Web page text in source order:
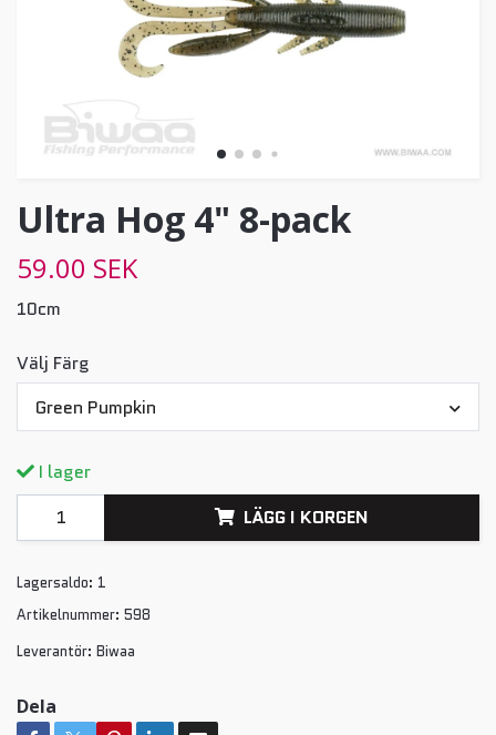
Ultra Hog 4" 8-pack
59.00 SEK
10cm
Välj Färg
Green Pumpkin
I lager
LÄGG I KORGEN
Lagersaldo: 1
Artikelnummer: 598
Leverantör: Biwaa
Dela